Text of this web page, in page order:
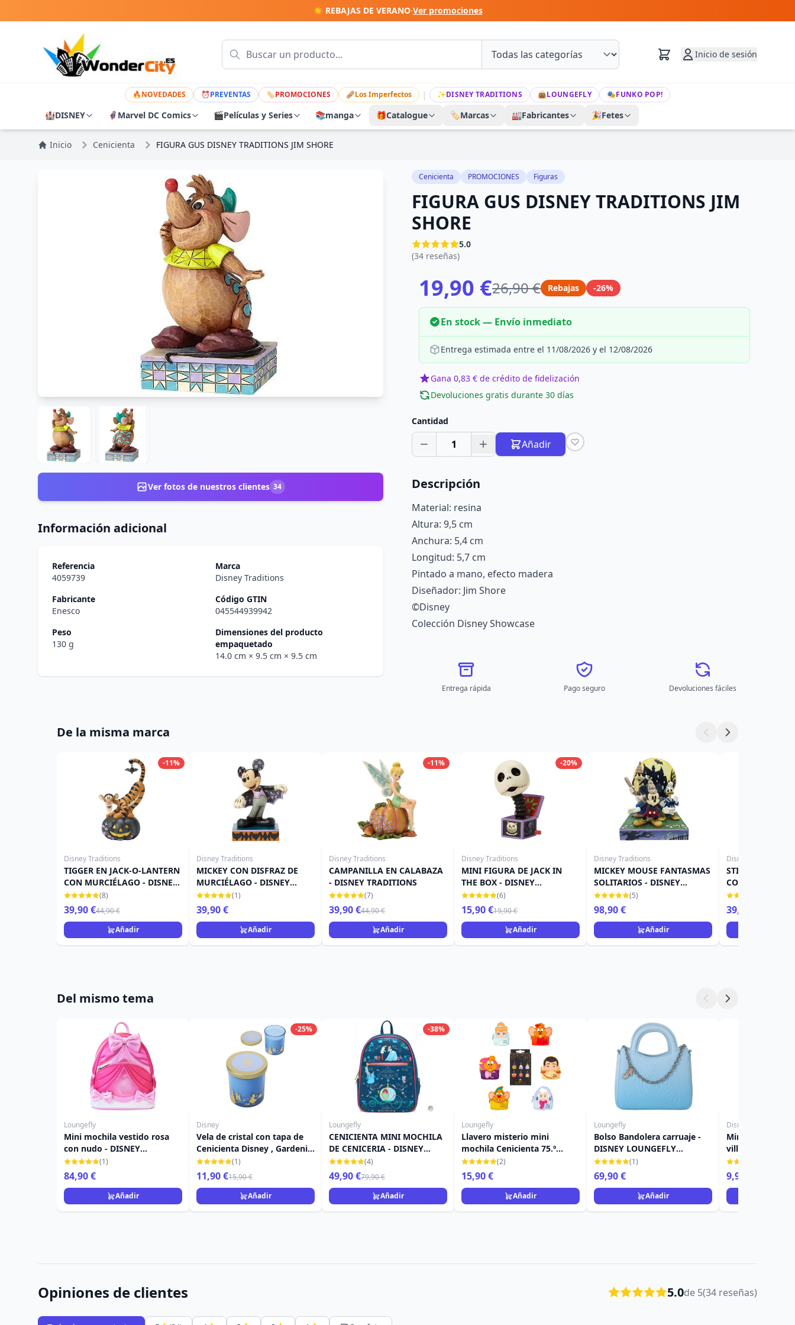
☀️ REBAJAS DE VERANO·Ver promociones
Inicio de sesión
🔥NOVEDADES ⏰PREVENTAS 🏷PROMOCIONES 🩹Los Imperfectos | ✨DISNEY TRADITIONS 👜LOUNGEFLY 🎭FUNKO POP!
🏰DISNEY 🦸 Marvel DC Comics 🎬Películas y Series 📚manga 🎁Catalogue 🏷️Marcas 🏭Fabricantes 🎉Fetes
Inicio Cenicienta FIGURA GUS DISNEY TRADITIONS JIM SHORE
Ver fotos de nuestros clientes 34
Información adicional
Referencia
4059739
Marca
Disney Traditions
Fabricante
Enesco
Código GTIN
045544939942
Peso
130 g
Dimensiones del producto
empaquetado
14.0 cm × 9.5 cm × 9.5 cm
Cenicienta PROMOCIONES Figuras
FIGURA GUS DISNEY TRADITIONS JIM
SHORE
5.0
(34 reseñas)
19,90 €26,90 € Rebajas -26%
En stock — Envío inmediato
Entrega estimada entre el 11/08/2026 y el 12/08/2026
Gana 0,83 € de crédito de fidelización
Devoluciones gratis durante 30 días
Cantidad
1 Añadir
Descripción
Material: resina
Altura: 9,5 cm
Anchura: 5,4 cm
Longitud: 5,7 cm
Pintado a mano, efecto madera
Diseñador: Jim Shore
©Disney
Colección Disney Showcase
Entrega rápida Pago seguro Devoluciones fáciles
De la misma marca
-11%
Disney Traditions
TIGGER EN JACK-O-LANTERN
CON MURCIÉLAGO - DISNEY
TRADITIONS
(8)
39,90 €44,90 €
Añadir
Disney Traditions
MICKEY CON DISFRAZ DE
MURCIÉLAGO - DISNEY
TRADITIONS
(1)
39,90 €
Añadir
-11%
Disney Traditions
CAMPANILLA EN CALABAZA
- DISNEY TRADITIONS
(7)
39,90 €44,90 €
Añadir
-20%
Disney Traditions
MINI FIGURA DE JACK IN
THE BOX - DISNEY
TRADITIONS
(6)
15,90 €19,90 €
Añadir
Disney Traditions
MICKEY MOUSE FANTASMAS
SOLITARIOS - DISNEY
TRADITIONS
(5)
98,90 €
Añadir
Disney Traditions
STITCH COMO
CON JACK-O-
DISNEY
39,90 €
Del mismo tema
Loungefly
Mini mochila vestido rosa
con nudo - DISNEY
LOUNGEFLY Cenicienta 75.º
aniversario
(1)
84,90 €
Añadir
-25%
Disney
Vela de cristal con tapa de
Cenicienta Disney , Gardenia
y Calabaza
(1)
11,90 €15,90 €
Añadir
-38%
Loungefly
CENICIENTA MINI MOCHILA
DE CENICERIA - DISNEY
LOUNGEFLY
(4)
49,90 €79,90 €
Añadir
Loungefly
Llavero misterio mini
mochila Cenicienta 75.º
aniversario - Disney
Loungefly
(2)
15,90 €
Añadir
Loungefly
Bolso Bandolera carruaje -
DISNEY LOUNGEFLY
Cenicienta 75 aniversario
(1)
69,90 €
Añadir
Disney
Minifigura
villanos - Disney
9,90 €
Opiniones de clientes 5.0de 5(34 reseñas)